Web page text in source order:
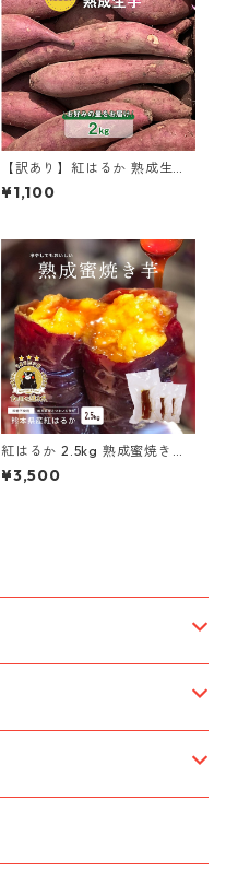
【訳あり】紅はるか 熟成生芋2
kg 熊本県産 さつまいも サイ
ズ混合 土付き
¥1,100
紅はるか 2.5kg 熟成蜜焼き芋
熊本県産さつまいも
¥3,500